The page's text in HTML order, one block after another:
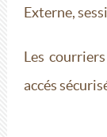
Externe,
Les
accés